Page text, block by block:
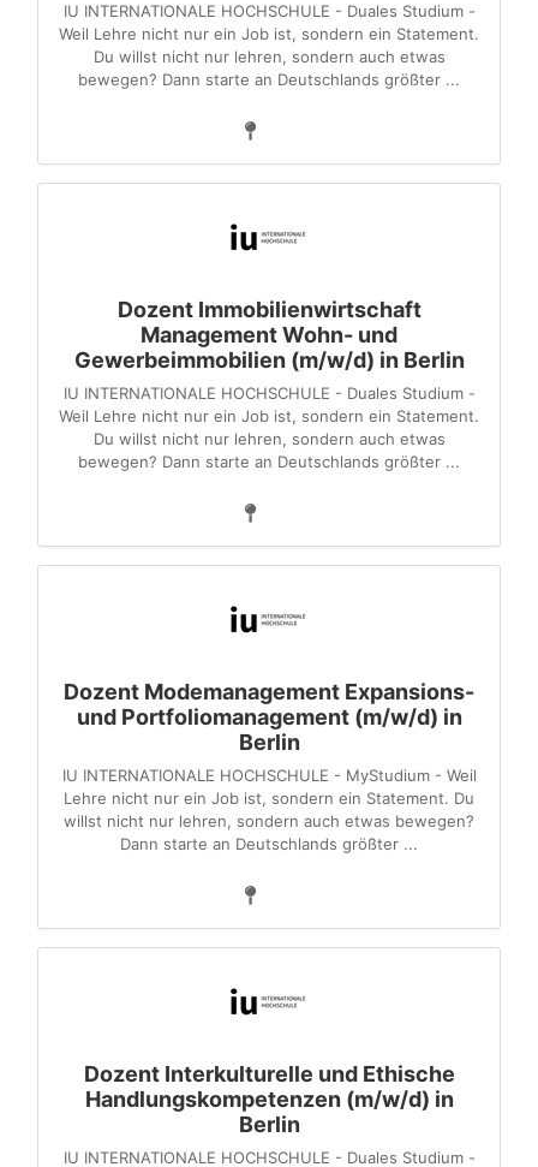
IU INTERNATIONALE HOCHSCHULE - Duales Studium -
Weil Lehre nicht nur ein Job ist, sondern ein Statement.
Du willst nicht nur lehren, sondern auch etwas
bewegen? Dann starte an Deutschlands größter ...
Dozent Immobilienwirtschaft
Management Wohn- und
Gewerbeimmobilien (m/w/d) in Berlin
IU INTERNATIONALE HOCHSCHULE - Duales Studium -
Weil Lehre nicht nur ein Job ist, sondern ein Statement.
Du willst nicht nur lehren, sondern auch etwas
bewegen? Dann starte an Deutschlands größter ...
Dozent Modemanagement Expansions-
und Portfoliomanagement (m/w/d) in
Berlin
IU INTERNATIONALE HOCHSCHULE - MyStudium - Weil
Lehre nicht nur ein Job ist, sondern ein Statement. Du
willst nicht nur lehren, sondern auch etwas bewegen?
Dann starte an Deutschlands größter ...
Dozent Interkulturelle und Ethische
Handlungskompetenzen (m/w/d) in
Berlin
IU INTERNATIONALE HOCHSCHULE - Duales Studium -